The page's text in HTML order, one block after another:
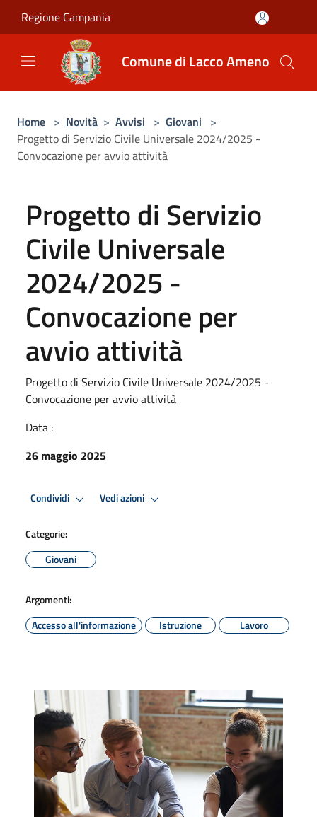
Regione Campania
Comune di Lacco Ameno
Home > Novità > Avvisi > Giovani >
Progetto di Servizio Civile Universale 2024/2025 -
Convocazione per avvio attività
Progetto di Servizio
Civile Universale
2024/2025 -
Convocazione per
avvio attività
Progetto di Servizio Civile Universale 2024/2025 -
Convocazione per avvio attività
Data :
26 maggio 2025
Condividi Vedi azioni
Categorie:
Giovani
Argomenti:
Accesso all'informazione
Istruzione Lavoro